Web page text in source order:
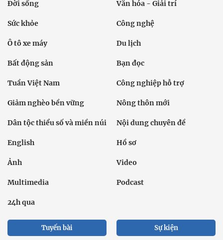
Đời sống Văn hóa - Giải trí
Sức khỏe Công nghệ
Ô tô xe máy Du lịch
Bất động sản Bạn đọc
Tuần Việt Nam Công nghiệp hỗ trợ
Giảm nghèo bền vững Nông thôn mới
Dân tộc thiểu số và miền núi Nội dung chuyên đề
English Hồ sơ
Ảnh Video
Multimedia Podcast
24h qua
Tuyến bài Sự kiện